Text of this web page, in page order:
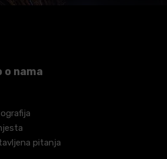
o nama
pitanja